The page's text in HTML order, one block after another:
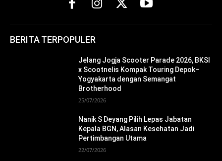
BERITA TERPOPULER
Jelang Jogja Scooter Parade 2026, BKSI
x Scootnelis Kompak Touring Depok–
Yogyakarta dengan Semangat
Brotherhood
25/07/2026
Nanik S Deyang Pilih Lepas Jabatan
Kepala BGN, Alasan Kesehatan Jadi
Pertimbangan Utama
22/07/2026